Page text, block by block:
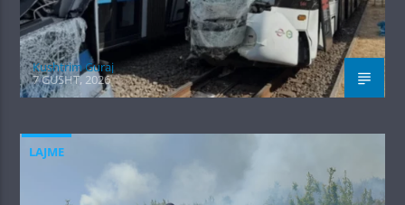
Kushtrim Guraj
7 GUSHT, 2026
LAJME